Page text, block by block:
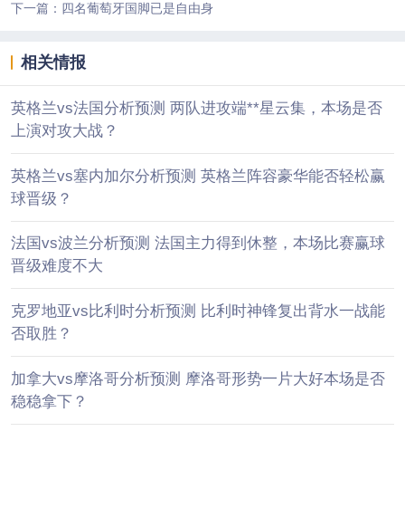
下一篇：四名葡萄牙国脚已是自由身
相关情报
英格兰vs法国分析预测 两队进攻端**星云集，本场是否
上演对攻大战？
英格兰vs塞内加尔分析预测 英格兰阵容豪华能否轻松赢
球晋级？
法国vs波兰分析预测 法国主力得到休整，本场比赛赢球
晋级难度不大
克罗地亚vs比利时分析预测 比利时神锋复出背水一战能
否取胜？
加拿大vs摩洛哥分析预测 摩洛哥形势一片大好本场是否
稳稳拿下？